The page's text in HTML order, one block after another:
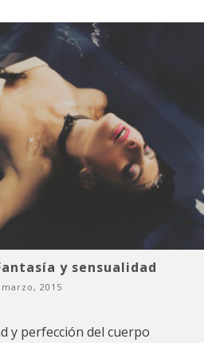
y sensualidad
marzo, 2015
y perfección del cuerpo